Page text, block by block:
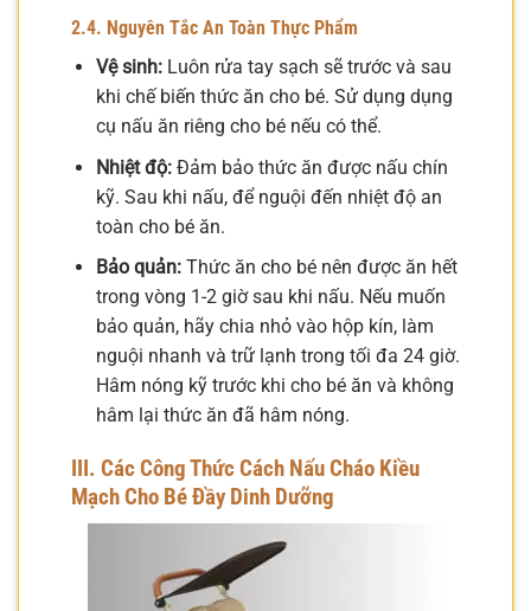
2.4. Nguyên Tắc An Toàn Thực Phẩm
Vệ sinh:Luôn rửa tay sạch sẽ trước và sau
khi chế biến thức ăn cho bé. Sử dụng dụng
cụ nấu ăn riêng cho bé nếu có thể.
Nhiệt độ:Đảm bảo thức ăn được nấu chín
kỹ. Sau khi nấu, để nguội đến nhiệt độ an
toàn cho bé ăn.
Bảo quản:Thức ăn cho bé nên được ăn hết
trong vòng 1-2 giờ sau khi nấu. Nếu muốn
bảo quản, hãy chia nhỏ vào hộp kín, làm
nguội nhanh và trữ lạnh trong tối đa 24 giờ.
Hâm nóng kỹ trước khi cho bé ăn và không
hâm lại thức ăn đã hâm nóng.
III. Các Công Thức Cách Nấu Cháo Kiều
Mạch Cho Bé Đầy Dinh Dưỡng